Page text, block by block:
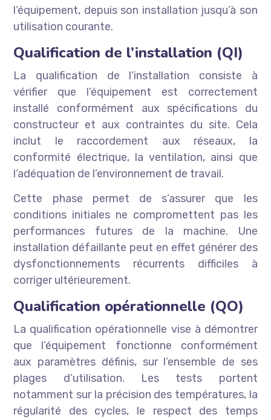
l’équipement, depuis son installation jusqu’à son
utilisation courante.
Qualification de l’installation (QI)
La qualification de l’installation consiste à
vérifier que l’équipement est correctement
installé conformément aux spécifications du
constructeur et aux contraintes du site. Cela
inclut le raccordement aux réseaux, la
conformité électrique, la ventilation, ainsi que
l’adéquation de l’environnement de travail.
Cette phase permet de s’assurer que les
conditions initiales ne compromettent pas les
performances futures de la machine. Une
installation défaillante peut en effet générer des
dysfonctionnements récurrents difficiles à
corriger ultérieurement.
Qualification opérationnelle (QO)
La qualification opérationnelle vise à démontrer
que l’équipement fonctionne conformément
aux paramètres définis, sur l’ensemble de ses
plages d’utilisation. Les tests portent
notamment sur la précision des températures, la
régularité des cycles, le respect des temps